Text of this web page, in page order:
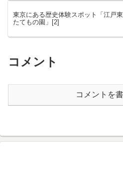
東京にある歴史体験スポット「江戸
たてもの園」[2]
コメント
コメントを